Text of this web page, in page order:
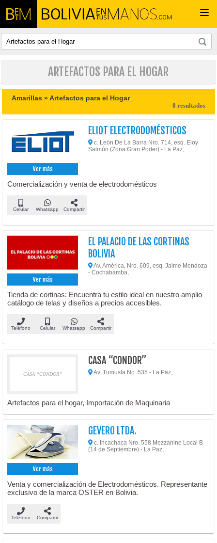
ARTEFACTOS PARA EL HOGAR
Amarillas »Artefactos para el Hogar
8 resultados
Ver más
ELIOT ELECTRODOMÉSTICOS
c. León De La Barra Nro. 714, esq. Eloy
Salmón (Zona Gran Poder) - La Paz,
Comercialización y venta de electrodomésticos
Celular Whatsapp Compartir
Ver más
EL PALACIO DE LAS CORTINAS
BOLIVIA
Av. América, Nro. 609, esq. Jaime Mendoza
- Cochabamba,
Tienda de cortinas: Encuentra tu estilo ideal en nuestro amplio
catálogo de telas y diseños a precios accesibles.
Teléfono Celular Whatsapp Compartir
CASA “CONDOR”
CASA “CONDOR”
Av. Tumusla No. 535 - La Paz,
Artefactos para el hogar, Importación de Maquinaria
Ver más
GEVERO LTDA.
c. Incachaca Nro. 558 Mezzanine Local B
(14 de Septiembre) - La Paz,
Venta y comercialización de Electrodomésticos. Representante
exclusivo de la marca OSTER en Bolivia.
Teléfono Compartir